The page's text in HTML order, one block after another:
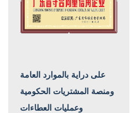
على دراية بالموارد العامة
ومنصة المشتريات الحكومية
وعمليات العطاءات